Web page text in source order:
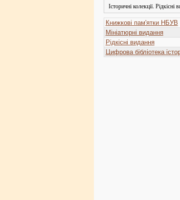
Книжкові пам'ятки НБУВ
Мініатюрні видання
Рідкісні видання
Цифрова бібліотека